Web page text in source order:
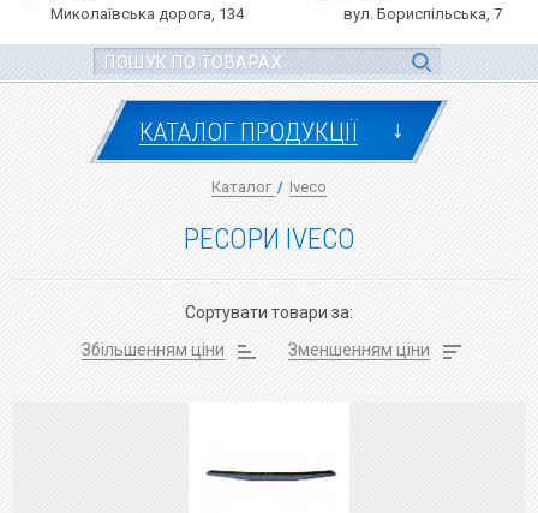
Миколаївська дорога, 134
вул. Бориспільська, 7
КАТАЛОГ ПРОДУКЦІЇ ↓
Каталог / Iveco
РЕСОРИ IVECO
Сортувати товари за:
Збільшенням ціни
Зменшенням ціни